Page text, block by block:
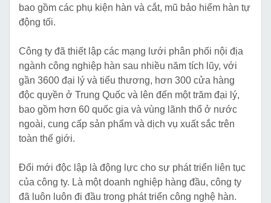
bao gồm các phụ kiện hàn và cắt, mũ bảo hiểm hàn tự
động tối.
Công ty đã thiết lập các mạng lưới phân phối nội địa
ngành công nghiệp hàn sau nhiều năm tích lũy, với
gần 3600 đại lý và tiểu thương, hơn 300 cửa hàng
độc quyền ở Trung Quốc và lên đến một trăm đại lý,
bao gồm hơn 60 quốc gia và vùng lãnh thổ ở nước
ngoài, cung cấp sản phẩm và dịch vụ xuất sắc trên
toàn thế giới.
Đổi mới độc lập là động lực cho sự phát triển liên tục
của công ty. Là một doanh nghiệp hàng đầu, công ty
đã luôn luôn đi đầu trong phát triển công nghệ hàn.